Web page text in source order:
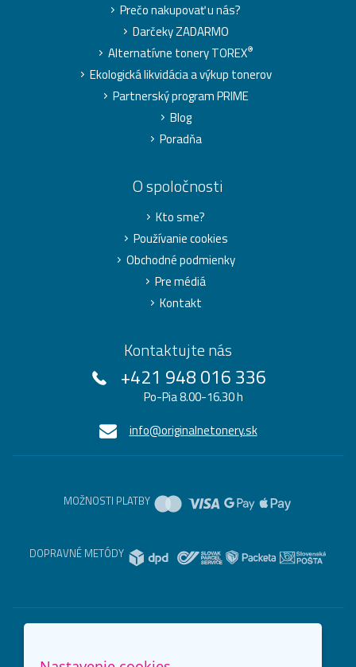
Prečo nakupovať u nás?
Darčeky ZADARMO
Alternatívne tonery TOREX®
Ekologická likvidácia a výkup tonerov
Partnerský program PRIME
Blog
Poradňa
O spoločnosti
Kto sme?
Používanie cookies
Obchodné podmienky
Pre médiá
Kontakt
Kontaktujte nás
+421 948 016 336
Po-Pia 8.00-16.30 h
info@originalnetonery.sk
MOŽNOSTI PLATBY
DOPRAVNÉ METÓDY